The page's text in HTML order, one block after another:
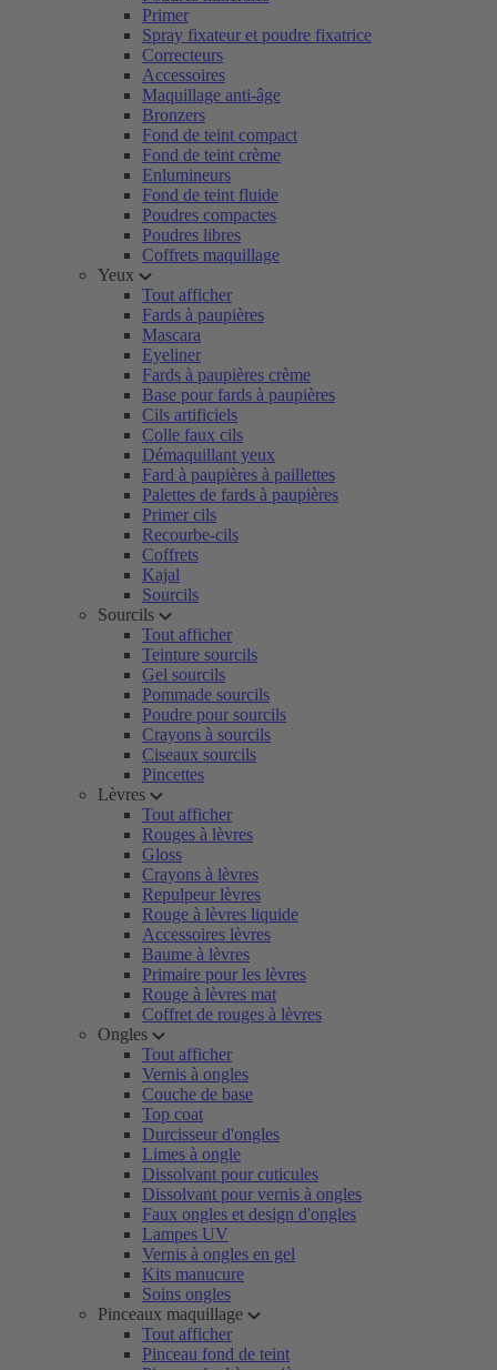
Primer
Spray fixateur et poudre fixatrice
Correcteurs
Accessoires
Maquillage anti-âge
Bronzers
Fond de teint compact
Fond de teint crème
Enlumineurs
Fond de teint fluide
Poudres compactes
Poudres libres
Coffrets maquillage
Yeux
Tout afficher
Fards à paupières
Mascara
Eyeliner
Fards à paupières crème
Base pour fards à paupières
Cils artificiels
Colle faux cils
Démaquillant yeux
Fard à paupières à paillettes
Palettes de fards à paupières
Primer cils
Recourbe-cils
Coffrets
Kajal
Sourcils
Sourcils
Tout afficher
Teinture sourcils
Gel sourcils
Pommade sourcils
Poudre pour sourcils
Crayons à sourcils
Ciseaux sourcils
Pincettes
Lèvres
Tout afficher
Rouges à lèvres
Gloss
Crayons à lèvres
Repulpeur lèvres
Rouge à lèvres liquide
Accessoires lèvres
Baume à lèvres
Primaire pour les lèvres
Rouge à lèvres mat
Coffret de rouges à lèvres
Ongles
Tout afficher
Vernis à ongles
Couche de base
Top coat
Durcisseur d'ongles
Limes à ongle
Dissolvant pour cuticules
Dissolvant pour vernis à ongles
Faux ongles et design d'ongles
Lampes UV
Vernis à ongles en gel
Kits manucure
Soins ongles
Pinceaux maquillage
Tout afficher
Pinceau fond de teint